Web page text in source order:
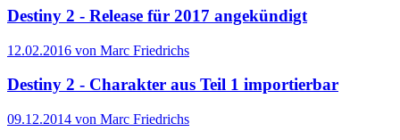
Destiny 2 - Release für 2017 angekündigt
12.02.2016 von Marc Friedrichs
Destiny 2 - Charakter aus Teil 1 importierbar
09.12.2014 von Marc Friedrichs